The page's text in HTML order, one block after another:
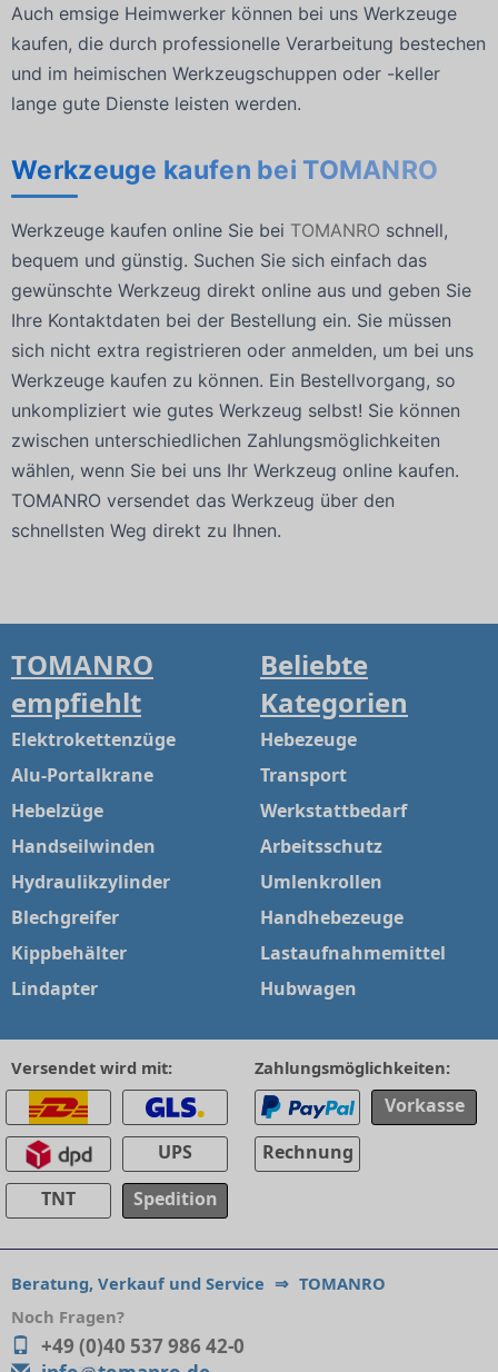
Auch emsige Heimwerker können bei uns Werkzeuge
kaufen, die durch professionelle Verarbeitung bestechen
und im heimischen Werkzeugschuppen oder -keller
lange gute Dienste leisten werden.
Werkzeuge kaufen bei TOMANRO
Werkzeuge kaufen online Sie bei TOMANRO schnell,
bequem und günstig. Suchen Sie sich einfach das
gewünschte Werkzeug direkt online aus und geben Sie
Ihre Kontaktdaten bei der Bestellung ein. Sie müssen
sich nicht extra registrieren oder anmelden, um bei uns
Werkzeuge kaufen zu können. Ein Bestellvorgang, so
unkompliziert wie gutes Werkzeug selbst! Sie können
zwischen unterschiedlichen Zahlungsmöglichkeiten
wählen, wenn Sie bei uns Ihr Werkzeug online kaufen.
TOMANRO versendet das Werkzeug über den
schnellsten Weg direkt zu Ihnen.
TOMANRO
empfiehlt
Elektrokettenzüge
Alu-Portalkrane
Hebelzüge
Handseilwinden
Hydraulikzylinder
Blechgreifer
Kippbehälter
Lindapter
Beliebte
Kategorien
Hebezeuge
Transport
Werkstattbedarf
Arbeitsschutz
Umlenkrollen
Handhebezeuge
Lastaufnahmemittel
Hubwagen
Versendet wird mit:
UPS
TNT
Spedition
Zahlungsmöglichkeiten:
Vorkasse
Rechnung
Beratung, Verkauf und Service ⇒ TOMANRO
Noch Fragen?
+49 (0)40 537 986 42-0